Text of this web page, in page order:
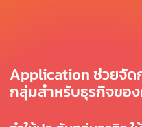
Application ช่วยจัด
กลุ่มสำหรับธุรกิจขอ